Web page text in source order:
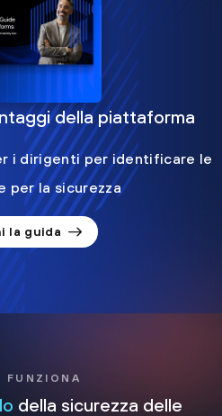
della piattaforma
i dirigenti per identificare le
per la sicurezza
la guida
FUNZIONA
della sicurezza delle